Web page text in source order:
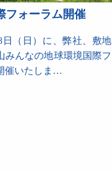
フォーラム開催
（日）に、弊社、敷地
みんなの地球環境国際フ
催いたしま…